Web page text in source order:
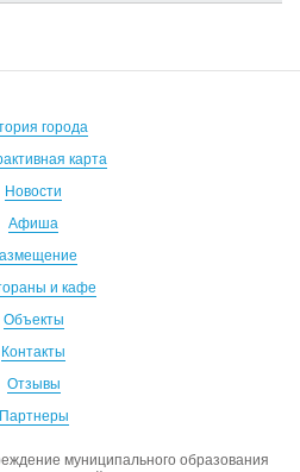
города
карта
Новости
Афиша
и кафе
Объекты
Контакты
Отзывы
Партнеры
муниципального образования